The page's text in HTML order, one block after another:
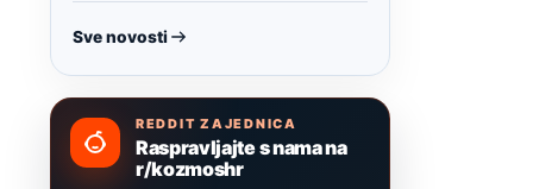
Sve novosti
REDDIT ZAJEDNICA
Raspravljajte s nama na
r/kozmoshr